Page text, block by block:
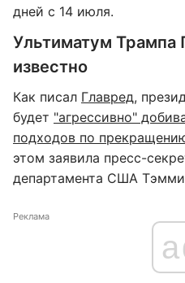
дней с 14 июля.
Ультиматум Трампа
известно
Как писал Главред,
будет "агрессивно"
подходов по
этом заявила пресс-
департамента США
Реклама